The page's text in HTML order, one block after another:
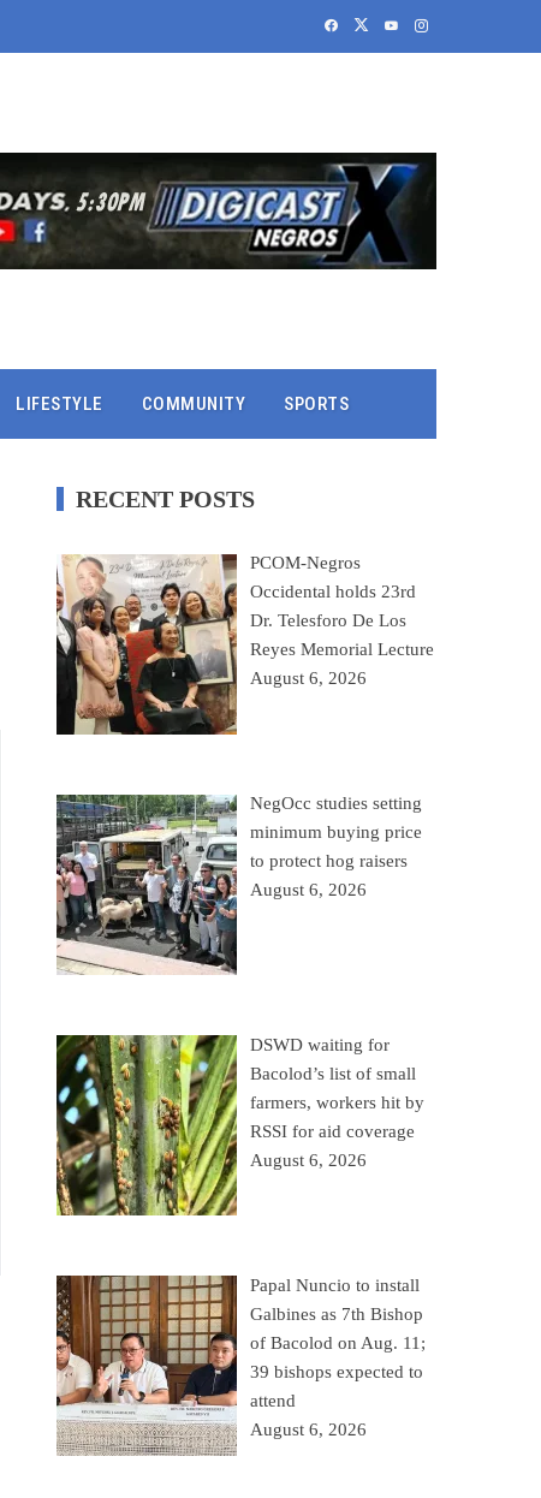
LIFESTYLE COMMUNITY SPORTS
RECENT POSTS
PCOM-Negros
Occidental holds 23rd
Dr. Telesforo De Los
Reyes Memorial Lecture
August 6, 2026
NegOcc studies setting
minimum buying price
to protect hog raisers
August 6, 2026
DSWD waiting for
Bacolod’s list of small
farmers, workers hit by
RSSI for aid coverage
August 6, 2026
Papal Nuncio to install
Galbines as 7th Bishop
of Bacolod on Aug. 11;
39 bishops expected to
attend
August 6, 2026